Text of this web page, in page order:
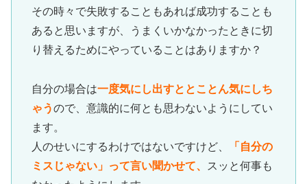
その時々で失敗することもあれば成功することも
あると思いますが、うまくいかなかったときに切
り替えるためにやっていることはありますか？
自分の場合は一度気にし出すととことん気にしち
ゃうので、意識的に何とも思わないようにしてい
ます。
人のせいにするわけではないですけど、
「自分の
ミスじゃない」って言い聞かせて、
スッと何事も